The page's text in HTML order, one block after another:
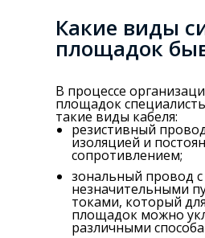
Какие виды
площадок
В процессе
площадок
такие виды кабеля:
резистивный
изоляцией и
сопротивлением;
зональный провод с
незначительными
токами, который
площадок можно
различными